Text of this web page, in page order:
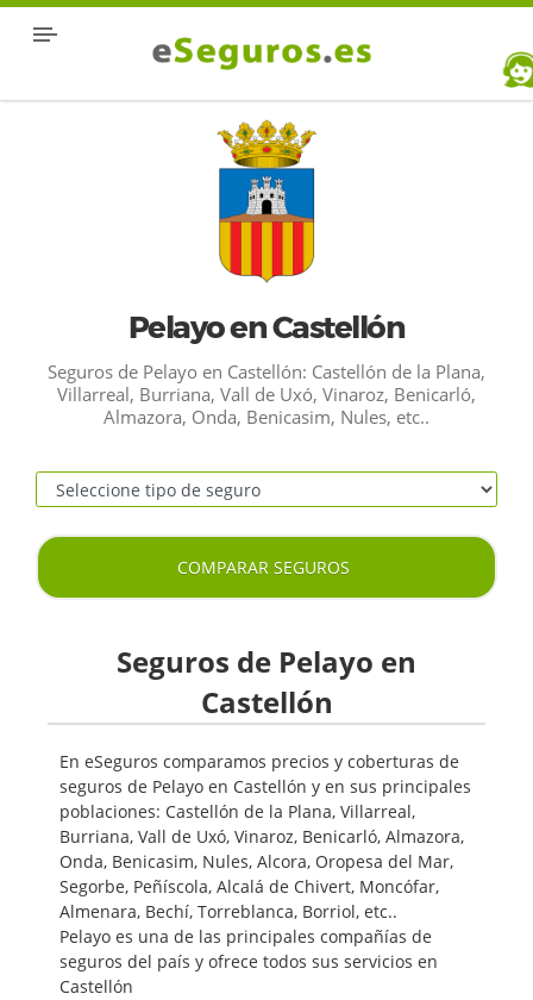
Pelayo en Castellón
Seguros de Pelayo en Castellón: Castellón de la Plana,
Villarreal, Burriana, Vall de Uxó, Vinaroz, Benicarló,
Almazora, Onda, Benicasim, Nules, etc..
COMPARAR SEGUROS
Seguros de Pelayo en
Castellón
En eSeguros comparamos precios y coberturas de
seguros de Pelayo en Castellón y en sus principales
poblaciones: Castellón de la Plana, Villarreal,
Burriana, Vall de Uxó, Vinaroz, Benicarló, Almazora,
Onda, Benicasim, Nules, Alcora, Oropesa del Mar,
Segorbe, Peñíscola, Alcalá de Chivert, Moncófar,
Almenara, Bechí, Torreblanca, Borriol, etc..
Pelayo es una de las principales compañías de
seguros del país y ofrece todos sus servicios en
Castellón